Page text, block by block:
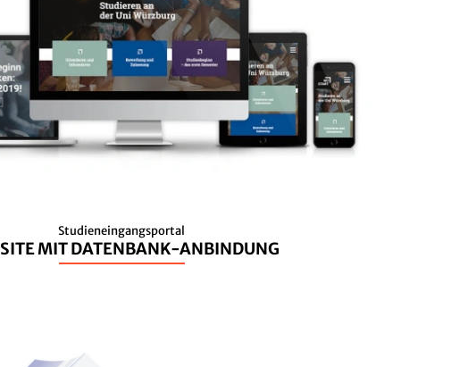
Studieneingangsportal
MIT DATENBANK-ANBINDUNG